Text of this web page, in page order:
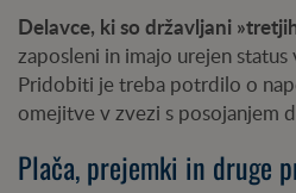
Delavce, ki so državljani
zaposleni in imajo urejen
Pridobiti je treba potrdilo o
omejitve v zvezi s posojanjem
Plača, prejemki in druge